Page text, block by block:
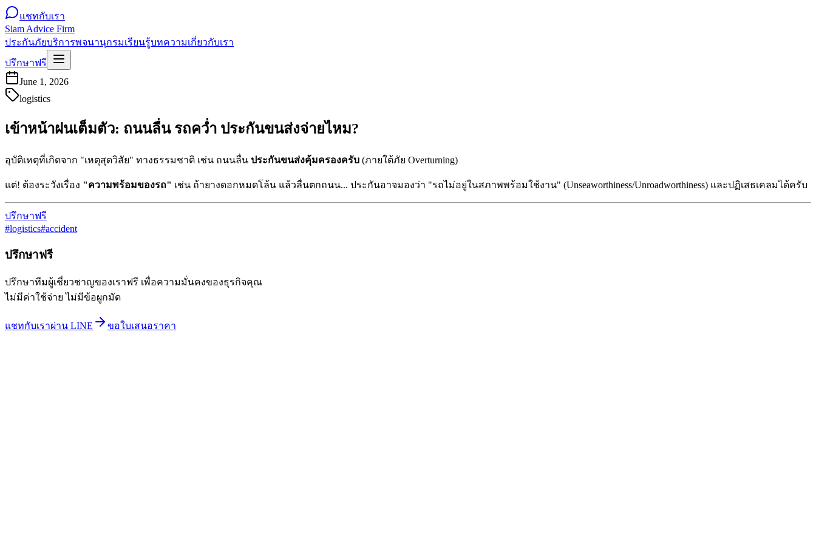
แชทกับเรา
Siam Advice Firm
ประกันภัยบริการพจนานุกรมเรียนรู้บทความเกี่ยวกับเรา
ปรึกษาฟรี
June 1, 2026
logistics
เข้าหน้าฝนเต็มตัว: ถนนลื่น รถคว่ำ ประกันขนส่งจ่ายไหม?
อุบัติเหตุที่เกิดจาก "เหตุสุดวิสัย" ทางธรรมชาติ เช่น ถนนลื่น ประกันขนส่งคุ้มครองครับ (ภายใต้ภัย Overturning)
แต่! ต้องระวังเรื่อง "ความพร้อมของรถ" เช่น ถ้ายางดอกหมดโล้น แล้วลื่นตกถนน... ประกันอาจมองว่า "รถไม่อยู่ในสภาพพร้อมใช้งาน" (Unseaworthiness/Unroadworthiness) และปฏิเสธเคลมได้ครับ
ปรึกษาฟรี
#logistics#accident
ปรึกษาฟรี
ปรึกษาทีมผู้เชี่ยวชาญของเราฟรี เพื่อความมั่นคงของธุรกิจคุณ
ไม่มีค่าใช้จ่าย ไม่มีข้อผูกมัด
แชทกับเราผ่าน LINE ขอใบเสนอราคา